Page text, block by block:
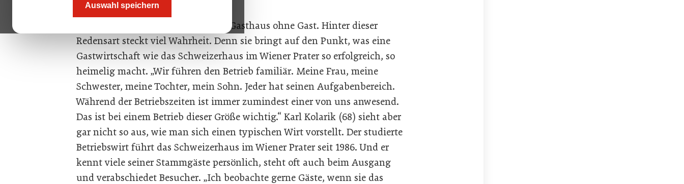
Auswahl speichern
Ein Wirthaus ohne Wirt ist wie ein Gasthaus ohne Gast. Hinter dieser
Redensart steckt viel Wahrheit. Denn sie bringt auf den Punkt, was eine
Gastwirtschaft wie das Schweizerhaus im Wiener Prater so erfolgreich, so
heimelig macht. „Wir führen den Betrieb familiär. Meine Frau, meine
Schwester, meine Tochter, mein Sohn. Jeder hat seinen Aufgabenbereich.
Während der Betriebszeiten ist immer zumindest einer von uns anwesend.
Das ist bei einem Betrieb dieser Größe wichtig.“ Karl Kolarik (68) sieht aber
gar nicht so aus, wie man sich einen typischen Wirt vorstellt. Der studierte
Betriebswirt führt das Schweizerhaus im Wiener Prater seit 1986. Und er
kennt viele seiner Stammgäste persönlich, steht oft auch beim Ausgang
und verabschiedet Besucher. „Ich beobachte gerne Gäste, wenn sie das